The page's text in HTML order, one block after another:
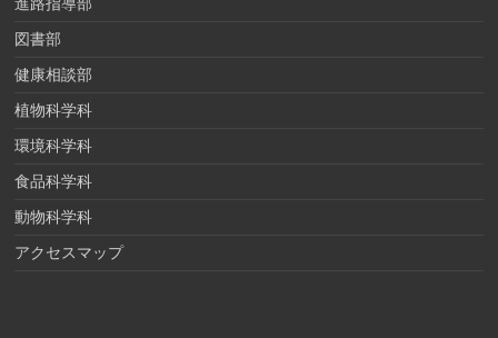
進路指導部
図書部
健康相談部
植物科学科
環境科学科
食品科学科
動物科学科
アクセスマップ